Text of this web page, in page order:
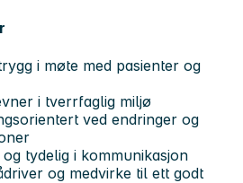
i møte med pasienter og
i tverrfaglig miljø
ved endringer og
tydelig i kommunikasjon
og medvirke til ett godt